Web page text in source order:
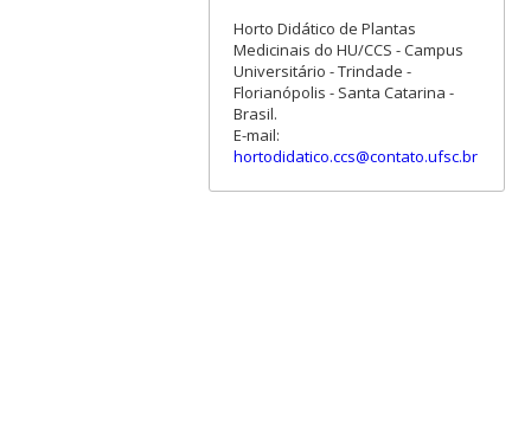
Horto Didático de Plantas
Medicinais do HU/CCS - Campus
Universitário - Trindade -
Florianópolis - Santa Catarina -
Brasil.
E-mail:
hortodidatico.ccs@contato.ufsc.br